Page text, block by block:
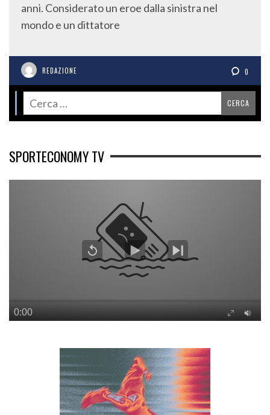
anni. Considerato un eroe dalla sinistra nel
mondo e un dittatore
REDAZIONE 0
SPORTECONOMY TV